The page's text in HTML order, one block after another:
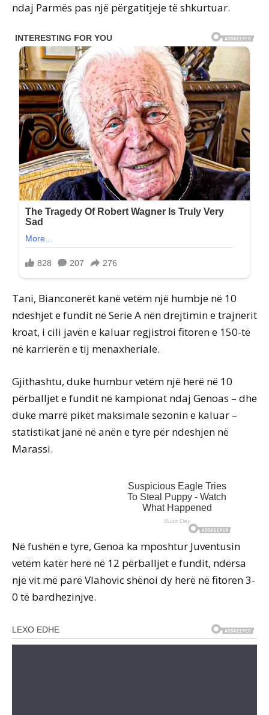
ndaj Parmës pas një përgatitjeje të shkurtuar.
Tani, Bianconerët kanë vetëm një humbje në 10
ndeshjet e fundit në Serie A nën drejtimin e trajnerit
kroat, i cili javën e kaluar regjistroi fitoren e 150-të
në karrierën e tij menaxheriale.
Gjithashtu, duke humbur vetëm një herë në 10
përballjet e fundit në kampionat ndaj Genoas – dhe
duke marrë pikët maksimale sezonin e kaluar –
statistikat janë në anën e tyre për ndeshjen në
Marassi.
Në fushën e tyre, Genoa ka mposhtur Juventusin
vetëm katër herë në 12 përballjet e fundit, ndërsa
një vit më parë Vlahovic shënoi dy herë në fitoren 3-
0 të bardhezinjve.